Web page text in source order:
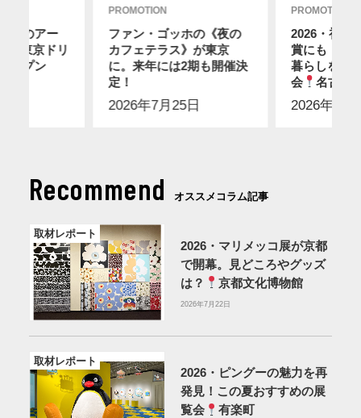
ィのアー
に東京ドリ
ープン
PROMOTION
ファン・ゴッホの《夜の
カフェテラス》が東京
に。来年には2期も開催決
定！
2026年7月25日
PROMOTION
2026・初め
賞にも！ス
暮らしを感
会
名古屋
2026年7月
Recommend オススメコラム記事
取材レポート
2026・マリメッコ展が京都
で開幕。見どころやグッズ
は？
京都文化博物館
2026年7月22日
取材レポート
2026・ピングーの魅力を再
発見！この夏おすすめの展
覧会
有楽町